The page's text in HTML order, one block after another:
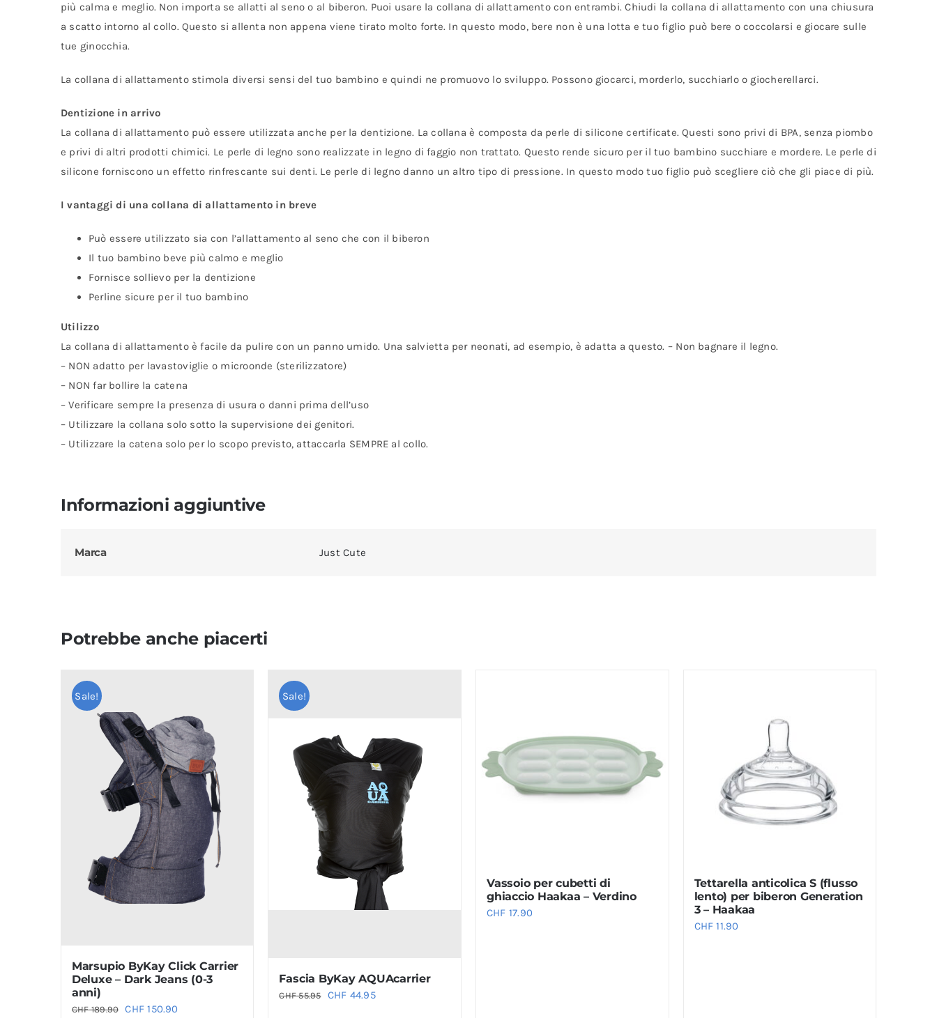
più calma e meglio. Non importa se allatti al seno o al biberon. Puoi usare la collana di allattamento con entrambi. Chiudi la collana di allattamento con una chiusura
a scatto intorno al collo. Questo si allenta non appena viene tirato molto forte. In questo modo, bere non è una lotta e tuo figlio può bere o coccolarsi e giocare sulle
tue ginocchia.
La collana di allattamento stimola diversi sensi del tuo bambino e quindi ne promuovo lo sviluppo. Possono giocarci, morderlo, succhiarlo o giocherellarci.
Dentizione in arrivo
La collana di allattamento può essere utilizzata anche per la dentizione. La collana è composta da perle di silicone certificate. Questi sono privi di BPA, senza piombo
e privi di altri prodotti chimici. Le perle di legno sono realizzate in legno di faggio non trattato. Questo rende sicuro per il tuo bambino succhiare e mordere. Le perle di
silicone forniscono un effetto rinfrescante sui denti. Le perle di legno danno un altro tipo di pressione. In questo modo tuo figlio può scegliere ciò che gli piace di più.
I vantaggi di una collana di allattamento in breve
Può essere utilizzato sia con l’allattamento al seno che con il biberon
Il tuo bambino beve più calmo e meglio
Fornisce sollievo per la dentizione
Perline sicure per il tuo bambino
Utilizzo
La collana di allattamento è facile da pulire con un panno umido. Una salvietta per neonati, ad esempio, è adatta a questo. – Non bagnare il legno.
– NON adatto per lavastoviglie o microonde (sterilizzatore)
– NON far bollire la catena
– Verificare sempre la presenza di usura o danni prima dell’uso
– Utilizzare la collana solo sotto la supervisione dei genitori.
– Utilizzare la catena solo per lo scopo previsto, attaccarla SEMPRE al collo.
Informazioni aggiuntive
Marca Just Cute
Potrebbe anche piacerti
Sale!
Marsupio ByKay Click Carrier
Deluxe – Dark Jeans (0-3
anni)
CHF189.90 Il
CHF 150.90
Sale!
Fascia ByKay AQUAcarrier
CHF55.95
Il
CHF 44.95Il
Vassoio per cubetti di
ghiaccio Haakaa – Verdino
CHF 17.90
Tettarella anticolica S (flusso
lento) per biberon Generation
3 – Haakaa
CHF 11.90